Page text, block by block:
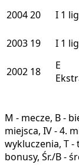
200420 I 1
2003 19 I 1
2002 18
E
M - mecze, B -
miejsca, IV - 4.
wykluczenia, T -
bonusy, Śr./B -